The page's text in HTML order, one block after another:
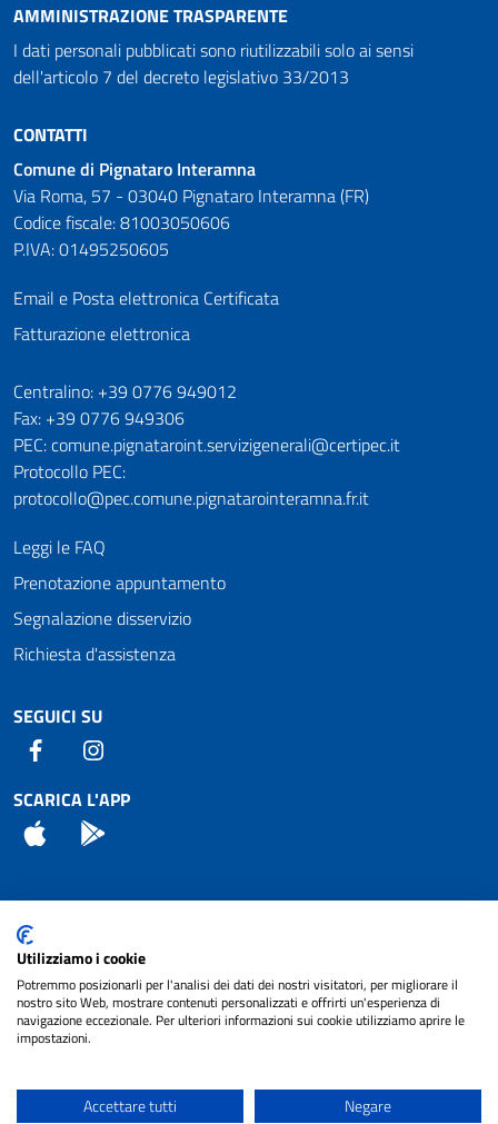
AMMINISTRAZIONE TRASPARENTE
I dati personali pubblicati sono riutilizzabili solo ai sensi
dell'articolo 7 del decreto legislativo 33/2013
CONTATTI
Comune di Pignataro Interamna
Via Roma, 57 - 03040 Pignataro Interamna (FR)
Codice fiscale: 81003050606
P.IVA: 01495250605
Email e Posta elettronica Certificata
Fatturazione elettronica
Numeri utili
Centralino: +39 0776 949012
Fax: +39 0776 949306
PEC: comune.pignataroint.servizigenerali@certipec.it
Protocollo PEC:
protocollo@pec.comune.pignatarointeramna.fr.it
Leggi le FAQ
Prenotazione appuntamento
Segnalazione disservizio
Richiesta d'assistenza
SEGUICI SU
Facebook
SCARICA L'APP
App Store
Attuazione Misure PNRR
Piano di miglioramento del sito
Note legali
cura diNET SMART
Utilizziamo i cookie
Potremmo posizionarli per l'analisi dei dati dei nostri visitatori, per migliorare il
nostro sito Web, mostrare contenuti personalizzati e offrirti un'esperienza di
navigazione eccezionale. Per ulteriori informazioni sui cookie utilizziamo aprire le
impostazioni.
Accettare tutti Negare